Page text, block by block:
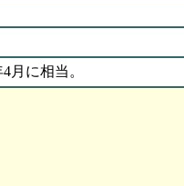
月に相当。